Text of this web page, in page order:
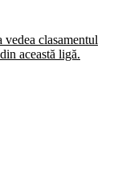
vedea clasamentul
această ligă.